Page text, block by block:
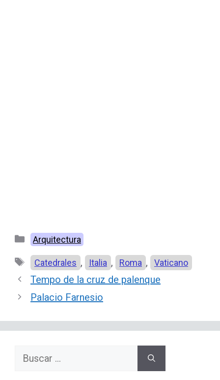
Categorías
Arquitectura
Etiquetas
Catedrales , Italia , Roma , Vaticano
Tempo de la cruz de palenque
Palacio Farnesio
Buscar: